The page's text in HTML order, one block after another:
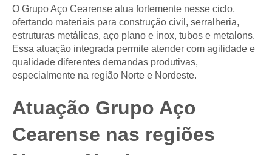
O Grupo Aço Cearense atua fortemente nesse ciclo,
ofertando materiais para construção civil, serralheria,
estruturas metálicas, aço plano e inox, tubos e metalons.
Essa atuação integrada permite atender com agilidade e
qualidade diferentes demandas produtivas,
especialmente na região Norte e Nordeste.
Atuação Grupo Aço
Cearense nas regiões